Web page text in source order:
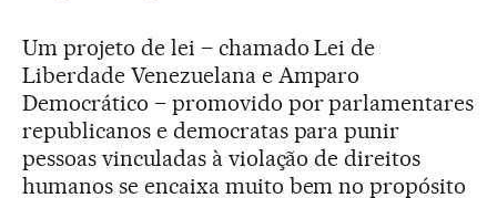
Um projeto de lei – chamado Lei de
Liberdade Venezuelana e Amparo
Democrático – promovido por parlamentares
republicanos e democratas para punir
pessoas vinculadas à violação de direitos
humanos se encaixa muito bem no propósito